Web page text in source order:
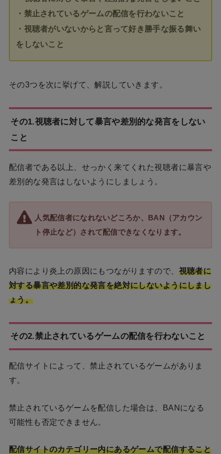
・禁止されているゲームの配信を行わないこと
・視聴者がいないからと言って好き勝手な振る舞い
をしないこと
その3つを次に挙げて、解説していきます。
その1.視聴者に対して暴言や差別的な発言をしない
こと
配信者である以上、せっかく来てくれた視聴者に暴言や
差別的な発言はしないようにしましょう。
人気配信者になれないどころか、BAN（アカウン
ト停止など）されて配信できなくなります。
内容により炎上の原因にもつながりますので、 視聴者に
対する暴言や差別的な発言を絶対にしないようにしまし
ょう。
その2.禁止されているゲームの配信を行わないこと
配信サイトによって、禁止されているゲームがありま
す。
禁止されているゲームを配信した場合は、BANになる
可能性も否定できません。
配信サイトのカテゴリー内にあるゲームで配信すること